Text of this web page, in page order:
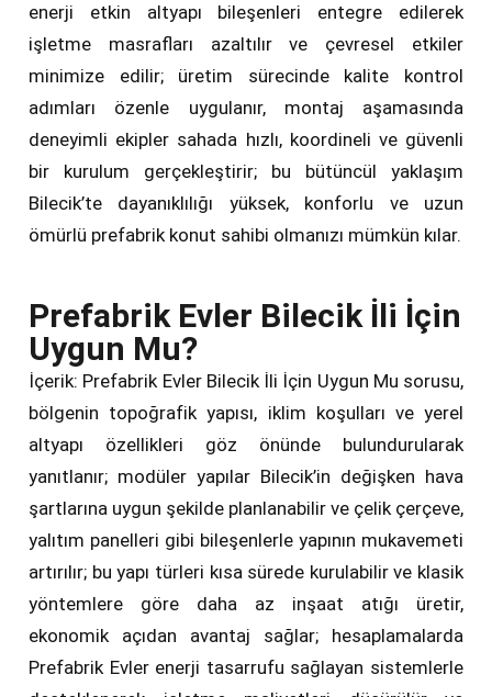
enerji etkin altyapı bileşenleri entegre edilerek
işletme masrafları azaltılır ve çevresel etkiler
minimize edilir; üretim sürecinde kalite kontrol
adımları özenle uygulanır, montaj aşamasında
deneyimli ekipler sahada hızlı, koordineli ve güvenli
bir kurulum gerçekleştirir; bu bütüncül yaklaşım
Bilecik’te dayanıklılığı yüksek, konforlu ve uzun
ömürlü prefabrik konut sahibi olmanızı mümkün kılar.
Prefabrik Evler Bilecik İli İçin
Uygun Mu?
İçerik: Prefabrik Evler Bilecik İli İçin Uygun Mu sorusu,
bölgenin topoğrafik yapısı, iklim koşulları ve yerel
altyapı özellikleri göz önünde bulundurularak
yanıtlanır; modüler yapılar Bilecik’in değişken hava
şartlarına uygun şekilde planlanabilir ve çelik çerçeve,
yalıtım panelleri gibi bileşenlerle yapının mukavemeti
artırılır; bu yapı türleri kısa sürede kurulabilir ve klasik
yöntemlere göre daha az inşaat atığı üretir,
ekonomik açıdan avantaj sağlar; hesaplamalarda
Prefabrik Evler enerji tasarrufu sağlayan sistemlerle